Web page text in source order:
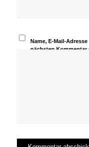
Name, E-Mail-
nächsten Kommentar